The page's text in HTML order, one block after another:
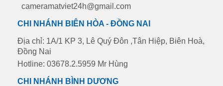
cameramatviet24h@gmail.com
CHI NHÁNH BIÊN HÒA - ĐỒNG NAI
Địa chỉ: 1A/1 KP 3, Lê Quý Đôn ,Tân Hiệp, Biên Hoà,
Đồng Nai
Hotline: 03678.2.5959 Mr Hùng
CHI NHÁNH BÌNH DƯƠNG